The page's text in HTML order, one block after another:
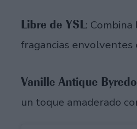
Libre de YSL:
fragancias envolventes
Vanille Antique Byredo
un toque amaderado